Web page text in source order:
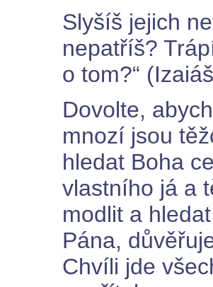
Slyšíš jejich
nepatříš?
o tom?“
Dovolte,
mnozí jsou
hledat Boha
vlastního já a
modlit a
Pána,
Chvíli jde